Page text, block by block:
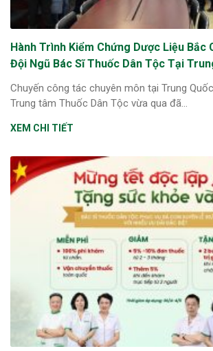
Hành Trình Kiểm Chứng Dược Liệu Bắc
Đội Ngũ Bác Sĩ Thuốc Dân Tộc Tại
Chuyến công tác chuyên môn tại Trung
Trung tâm Thuốc Dân Tộc vừa qua đã...
XEM CHI TIẾT